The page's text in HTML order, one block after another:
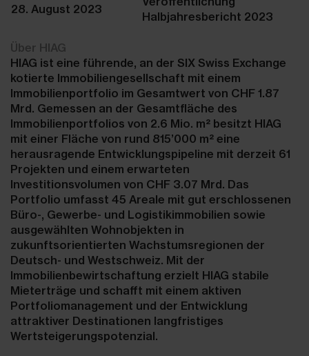
28. August 2023
Halbjahresbericht 2023
Über HIAG
HIAG ist eine führende, an der SIX Swiss Exchange
kotierte Immobiliengesellschaft mit einem
Immobilienportfolio im Gesamtwert von CHF 1.87
Mrd. Gemessen an der Gesamtfläche des
Immobilienportfolios von 2.6 Mio. m² besitzt HIAG
mit einer Fläche von rund 815’000 m² eine
herausragende Entwicklungspipeline mit derzeit 61
Projekten und einem erwarteten
Investitionsvolumen von CHF 3.07 Mrd. Das
Portfolio umfasst 45 Areale mit gut erschlossenen
Büro-, Gewerbe- und Logistikimmobilien sowie
ausgewählten Wohnobjekten in
zukunftsorientierten Wachstumsregionen der
Deutsch- und Westschweiz. Mit der
Immobilienbewirtschaftung erzielt HIAG stabile
Mieterträge und schafft mit einem aktiven
Portfoliomanagement und der Entwicklung
attraktiver Destinationen langfristiges
Wertsteigerungspotenzial.